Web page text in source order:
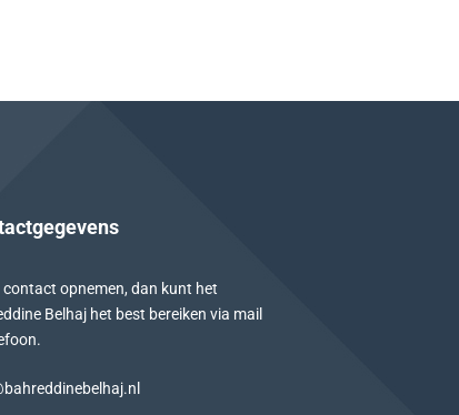
contact opnemen, dan kunt het
Belhaj het best bereiken via mail